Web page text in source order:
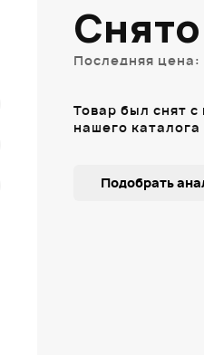
Последняя цена:
Товар был снят
нашего каталога
Подобрать